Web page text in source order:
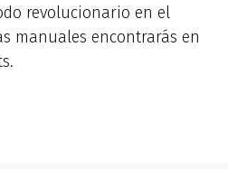
revolucionario en el
manuales encontrarás en